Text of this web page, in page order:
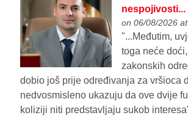
nespojivosti...
on 06/08/2026
"...Međutim,
toga neće
zakonskih
dobio još prije određivanja za vršioca
nedvosmisleno ukazuju da ove dvije
koliziji niti predstavljaju sukob